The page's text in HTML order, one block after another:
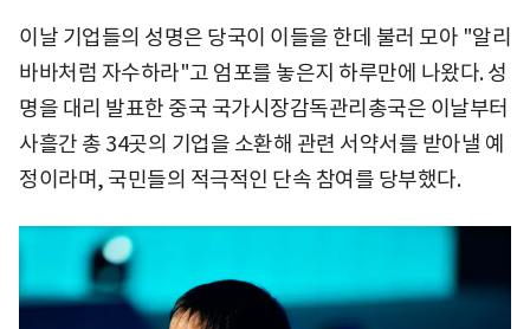
이날 기업들의 성명은 당국이 이들을 한데 불러 모아 "알리
바바처럼 자수하라"고 엄포를 놓은지 하루만에 나왔다. 성
명을 대리 발표한 중국 국가시장감독관리총국은 이날부터
사흘간 총 34곳의 기업을 소환해 관련 서약서를 받아낼 예
정이라며, 국민들의 적극적인 단속 참여를 당부했다.